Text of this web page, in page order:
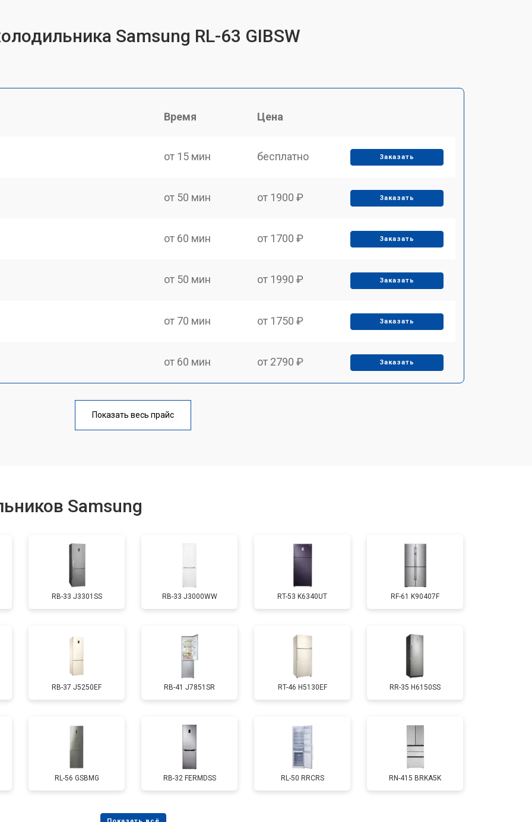
Samsung RL-63 GIBSW
Время Цена
от 15 мин бесплатно Заказать
от 50 мин от 1900 ₽ Заказать
от 60 мин от 1700 ₽ Заказать
от 50 мин от 1990 ₽ Заказать
от 70 мин от 1750 ₽ Заказать
от 60 мин от 2790 ₽ Заказать
от 60 мин
от 70 мин от 1810 ₽ Заказать
мейн платы) от 50 мин от 1700 ₽ Заказать
от 80 мин от 2550 ₽
от 50 мин от 1700 ₽ Заказать
от 130 мин от 4750 ₽
от 70 мин от 3650 ₽
от 80 мин
Показать весь прайс
Samsung
RB-33 J3301SS RB-33 J3000WW RT-53 K6340UT RF-61 K90407F
RB-37 J5250EF RB-41 J7851SR RT-46 H5130EF RR-35 H6150SS
RL-56 GSBMG RB-32 FERMDSS RL-50 RRCRS RN-415 BRKA5K